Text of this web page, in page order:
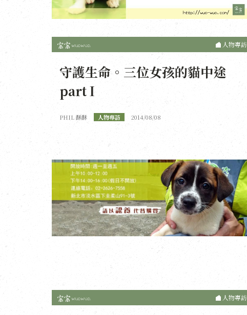
人物專訪
守護生命。三位女孩的貓中途
part I
PHIL 酥酥 人物專訪 2014/08/08
人物專訪